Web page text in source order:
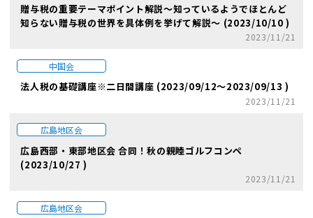
贈与税の重要テーマポイント解説～知っているようでほとんど
知らない贈与税の世界を具体例を挙げて解説～ (2023/10/10 )
2023/11/21
中国会
法人税の基礎講座※二日間講座 (2023/09/12～2023/09/13 )
2023/11/21
広島地区会
広島西部・東部地区会 合同！秋の親睦ゴルフコンペ
(2023/10/27 )
2023/11/21
広島地区会